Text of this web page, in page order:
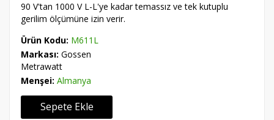
90 V'tan 1000 V L-L'ye kadar temassız ve tek kutuplu
gerilim ölçümüne izin verir.
Ürün Kodu: M611L
Markası: Gossen
Metrawatt
Menşei: Almanya
Sepete Ekle